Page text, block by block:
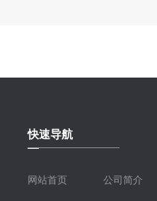
快速导航
网站首页 公司简介